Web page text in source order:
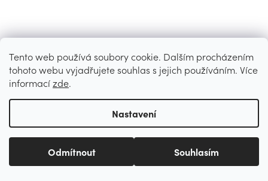
Tento web používá soubory cookie. Dalším procházením
tohoto webu vyjadřujete souhlas s jejich používáním. Více
informacízde.
Nastavení
Odmítnout Souhlasím